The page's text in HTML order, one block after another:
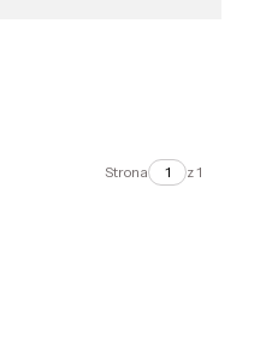
Strona z 1